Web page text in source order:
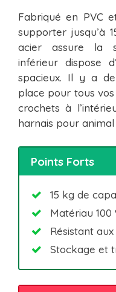
Fabriqué en PVC
supporter jusqu’à
acier assure la
inférieur dispose
spacieux. Il y a
place pour tous
crochets à
harnais pour
Points Forts
15 kg de
Matériau
Résistant
Stockage et